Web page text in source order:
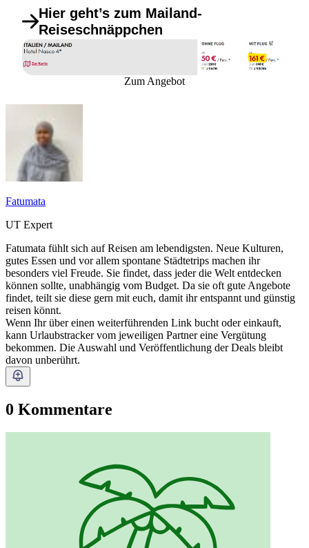
Hier geht’s zum Mailand-
Reiseschnäppchen
Zum Angebot
Fatumata
UT Expert
Fatumata fühlt sich auf Reisen am lebendigsten. Neue Kulturen,
gutes Essen und vor allem spontane Städtetrips machen ihr
besonders viel Freude. Sie findet, dass jeder die Welt entdecken
können sollte, unabhängig vom Budget. Da sie oft gute Angebote
findet, teilt sie diese gern mit euch, damit ihr entspannt und günstig
reisen könnt.
Wenn Ihr über einen weiterführenden Link bucht oder einkauft,
kann Urlaubstracker vom jeweiligen Partner eine Vergütung
bekommen. Die Auswahl und Veröffentlichung der Deals bleibt
davon unberührt.
0 Kommentare